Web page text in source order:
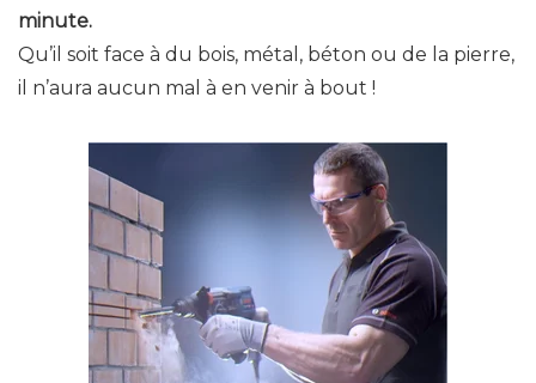
minute.
Qu’il soit face à du bois, métal, béton ou de la pierre,
il n’aura aucun mal à en venir à bout !